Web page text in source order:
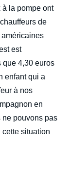
la pompe ont
de
est
que 4,30 euros
enfant qui a
à nos
en
pouvons pas
situation